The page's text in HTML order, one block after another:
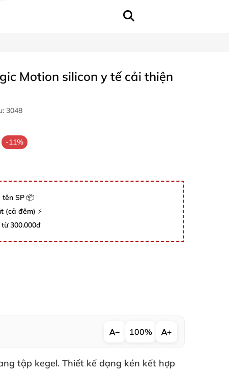
Motion silicon y tế cải thiện
3048
-11%
tên SP 📦
(cả đêm) ⚡
300.000đ
− 100% +
tập kegel. Thiết kế dạng kén kết hợp